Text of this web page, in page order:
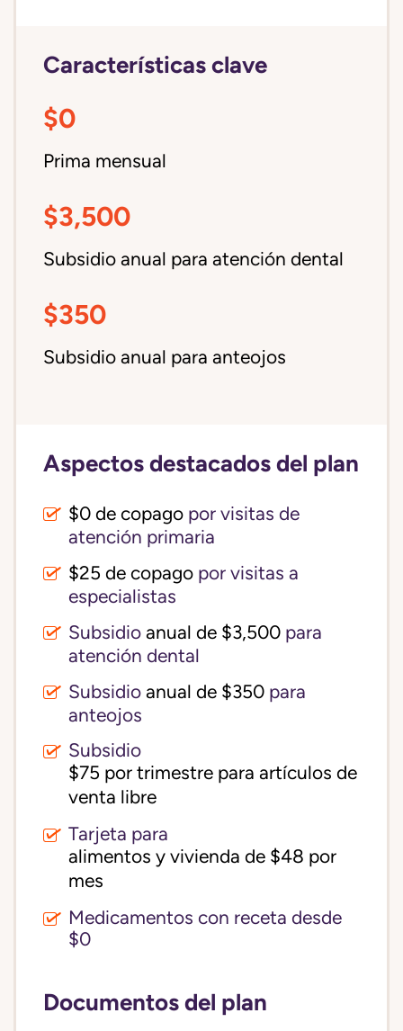
Características clave
$0
Prima mensual
$3,500
Subsidio anual para atención dental
$350
Subsidio anual para anteojos
Aspectos destacados del plan
$0 de copago por visitas de
atención primaria
$25 de copago por visitas a
especialistas
Subsidio anual de $3,500 para
atención dental
Subsidio anual de $350 para
anteojos
Subsidio
$75 por trimestre para artículos de
venta libre
Tarjeta para
alimentos y vivienda de $48 por
mes
Medicamentos con receta desde
$0
Documentos del plan